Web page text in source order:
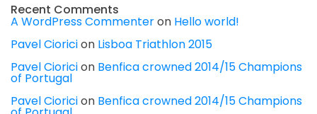
Recent Comments
A WordPress Commenteron Hello world!
Pavel Cioricion Lisboa Triathlon 2015
Pavel Cioricion Benfica crowned 2014/15 Champions
of Portugal
Pavel Cioricion Benfica crowned 2014/15 Champions